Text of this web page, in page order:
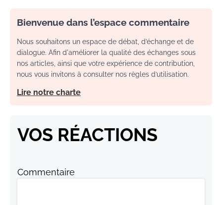
Bienvenue dans l’espace commentaire
Nous souhaitons un espace de débat, d’échange et de
dialogue. Afin d'améliorer la qualité des échanges sous
nos articles, ainsi que votre expérience de contribution,
nous vous invitons à consulter nos règles d’utilisation.
Lire notre charte
VOS RÉACTIONS
Commentaire